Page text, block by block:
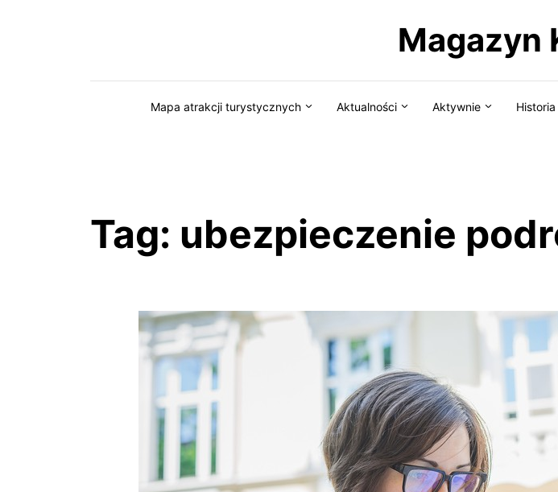
Magazyn
Mapa atrakcji turystycznych Aktualności Aktywnie
Tag: ubezpieczenie